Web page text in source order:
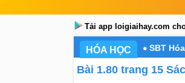
Tải app loigiaihay.com
HÓA HỌC SBT
Bài 1.80 trang 15